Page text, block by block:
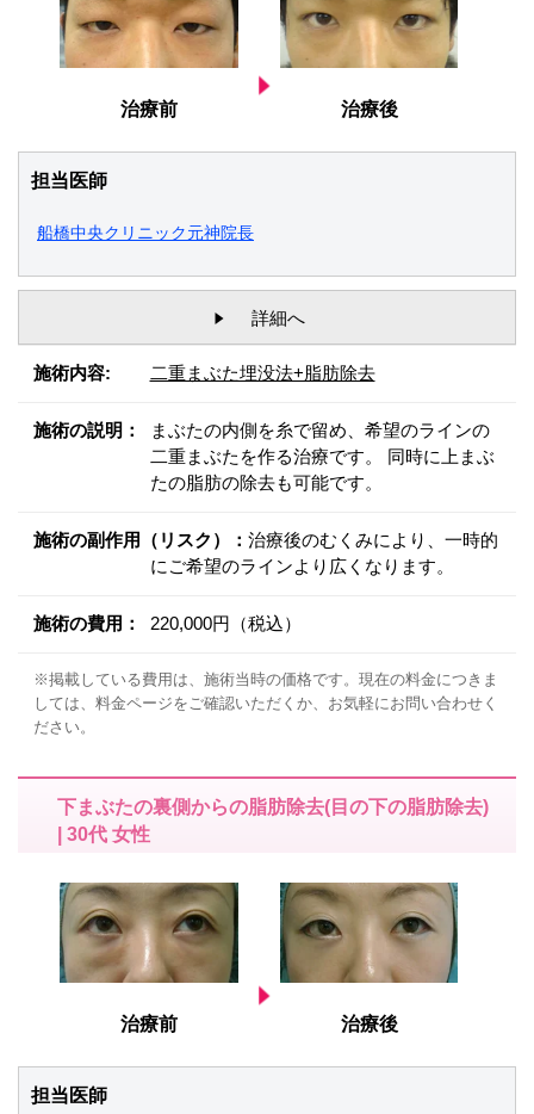
治療前 治療後
担当医師
船橋中央クリニック元神院長
詳細へ
施術内容: 二重まぶた埋没法+脂肪除去
施術の説明：
まぶたの内側を糸で留め、希望のラインの
二重まぶたを作る治療です。 同時に上まぶ
たの脂肪の除去も可能です。
施術の副作用（リスク）： 治療後のむくみにより、一時的
にご希望のラインより広くなります。
施術の費用： 220,000円（税込）
※掲載している費用は、施術当時の価格です。現在の料金につきま
しては、料金ページをご確認いただくか、お気軽にお問い合わせく
ださい。
下まぶたの裏側からの脂肪除去(目の下の脂肪除去)
| 30代 女性
治療前 治療後
担当医師